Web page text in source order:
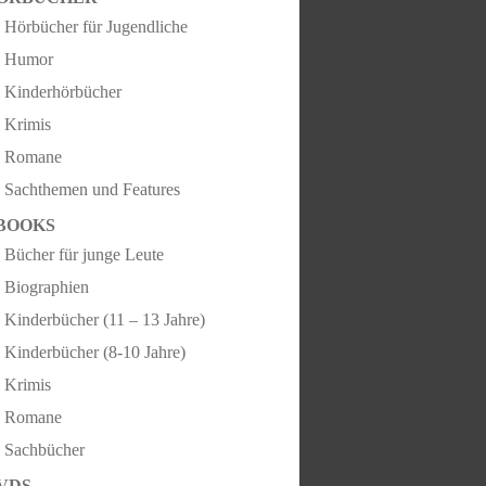
Hörbücher für Jugendliche
Humor
Kinderhörbücher
Krimis
Romane
Sachthemen und Features
Bücher für junge Leute
Biographien
Kinderbücher (11 – 13 Jahre)
Kinderbücher (8-10 Jahre)
Krimis
Romane
Sachbücher